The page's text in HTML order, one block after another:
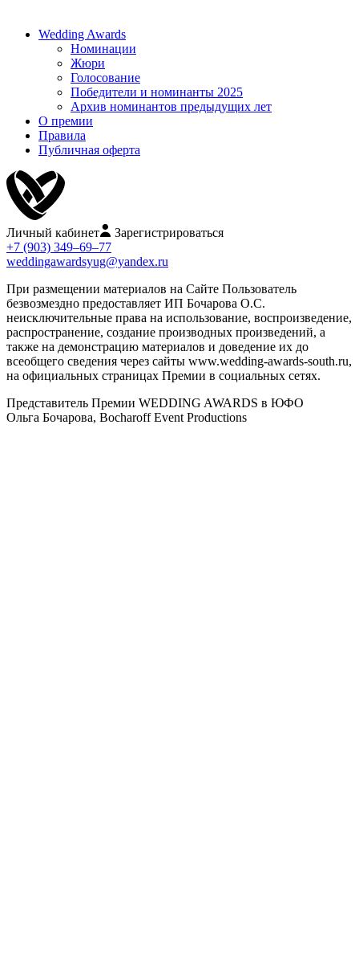
Wedding Awards
Номинации
Жюри
Голосование
Победители и номинанты 2025
Архив номинантов предыдущих лет
О премии
Правила
Публичная оферта
Личный кабинет
Зарегистрироваться
+7 (903) 349–69–77
weddingawardsyug@yandex.ru
При размещении материалов на Сайте Пользователь
безвозмездно предоставляет ИП Бочарова О.С.
неисключительные права на использование, воспроизведение,
распространение, создание производных произведений, а
также на демонстрацию материалов и доведение их до
всеобщего сведения через сайты www.wedding-awards-south.ru,
на официальных страницах Премии в социальных сетях.
Представитель Премии WEDDING AWARDS в ЮФО
Ольга Бочарова, Bocharoff Event Productions